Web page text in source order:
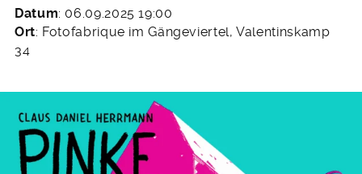
29.
Juli
2025
Datum: 06.09.2025 19:00
Ort: Fotofabrique im Gängeviertel, Valentinskamp
34